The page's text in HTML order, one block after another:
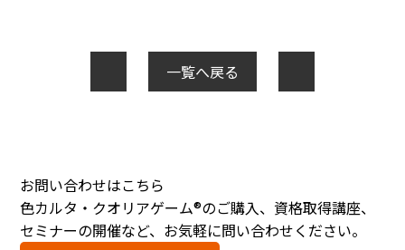
一覧へ戻る
お問い合わせはこちら
色カルタ・クオリアゲーム®のご購入、資格取得講座、
セミナーの開催など、お気軽に問い合わせください。